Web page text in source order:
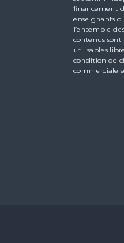
financement
enseignants
l’ensemble
contenus sont
utilisables
condition de
commerciale